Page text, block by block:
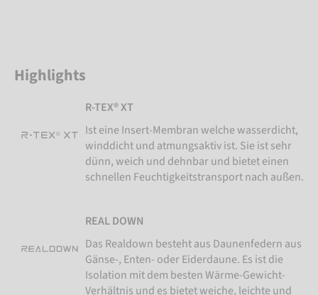
Highlights
R-TEX® XT
Ist eine Insert-Membran welche wasserdicht,
winddicht und atmungsaktiv ist. Sie ist sehr
dünn, weich und dehnbar und bietet einen
schnellen Feuchtigkeitstransport nach außen.
REAL DOWN
Das Realdown besteht aus Daunenfedern aus
Gänse-, Enten- oder Eiderdaune. Es ist die
Isolation mit dem besten Wärme-Gewicht-
Verhältnis und es bietet weiche, leichte und